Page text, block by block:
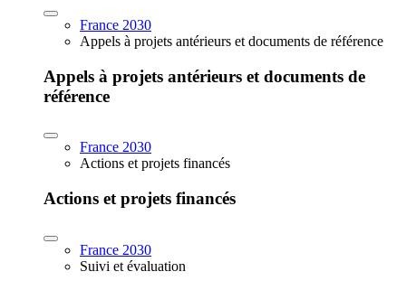
France 2030
Appels à projets antérieurs et documents de référence
Appels à projets antérieurs et documents de
référence
France 2030
Actions et projets financés
Actions et projets financés
France 2030
Suivi et évaluation